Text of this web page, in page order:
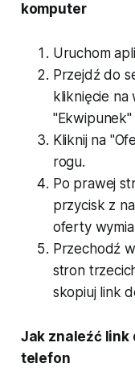
komputer
Uruchom
Przejdź do
kliknięcie na
"Ekwipunek"
Kliknij na
rogu.
Po prawej
przycisk z
oferty
Przechodź
stron
skopiuj link
Jak znaleźć link
telefon